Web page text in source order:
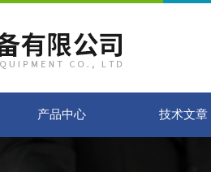
产品中心 技术文章